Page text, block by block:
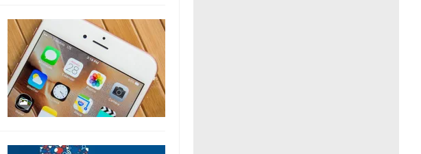
Hitech Công nghệ tương lai
Sản phẩm
Thị trường
Tư vấn